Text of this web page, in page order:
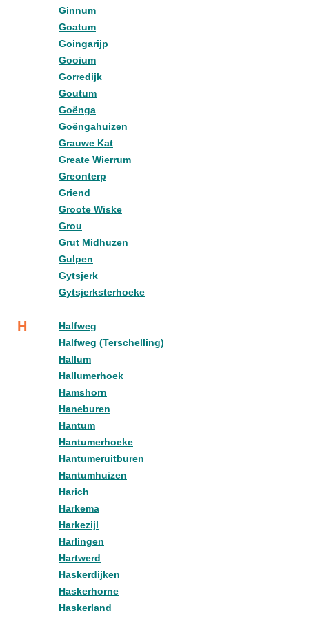
Ginnum
Goatum
Goingarijp
Gooium
Gorredijk
Goutum
Goënga
Goëngahuizen
Grauwe Kat
Greate Wierrum
Greonterp
Griend
Groote Wiske
Grou
Grut Midhuzen
Gulpen
Gytsjerk
Gytsjerksterhoeke
H
Halfweg
Halfweg (Terschelling)
Hallum
Hallumerhoek
Hamshorn
Haneburen
Hantum
Hantumerhoeke
Hantumeruitburen
Hantumhuizen
Harich
Harkema
Harkezijl
Harlingen
Hartwerd
Haskerdijken
Haskerhorne
Haskerland